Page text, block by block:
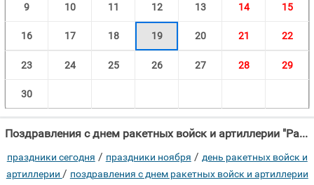
9 10 11 12 13 14 15
16 17 18 19 20 21 22
23 24 25 26 27 28 29
30
Поздравления с днем ракетных войск и артиллерии "Ракетным войскам сегодня — «Ура», И артиллерии — трижды хвала!"
праздники сегодня / праздники ноября / день ракетных войск и
артиллерии / поздравления с днем ракетных войск и артиллерии